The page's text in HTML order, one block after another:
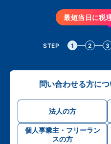
最短当日に税
STEP 1 2 3
問い合わせる方に
法人の方
個人事業主・フリーラン
スの方